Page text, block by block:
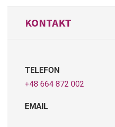
KONTAKT
TELEFON
+48 664 872 002
EMAIL